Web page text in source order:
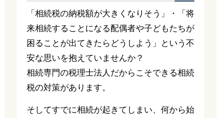
「相続税の納税額が大きくなりそう」・「将
来相続することになる配偶者や子どもたちが
困ることが出てきたらどうしよう」という不
安な思いを抱えていませんか？
相続専門の税理士法人だからこそできる相続
税の対策があります。
そしてすでに相続が起きてしまい、何から始